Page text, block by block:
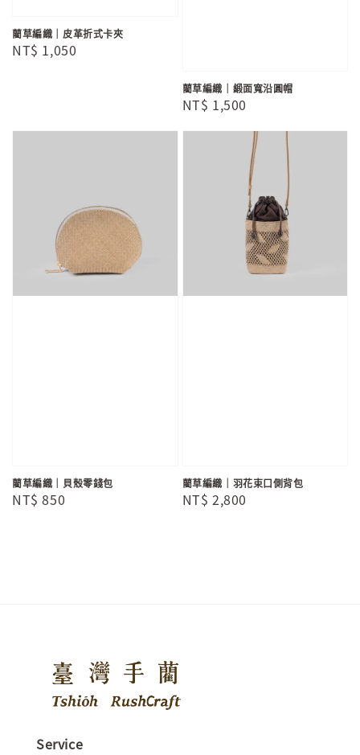
藺草編織｜皮革折式卡夾
Regular
NT$ 1,050
藺草編織｜緞面寬沿圓帽
Regular
NT$ 1,500
藺草編織｜貝殼零錢包
Regular
NT$ 850
藺草編織｜羽花束口側背包
Regular
NT$ 2,800
Service